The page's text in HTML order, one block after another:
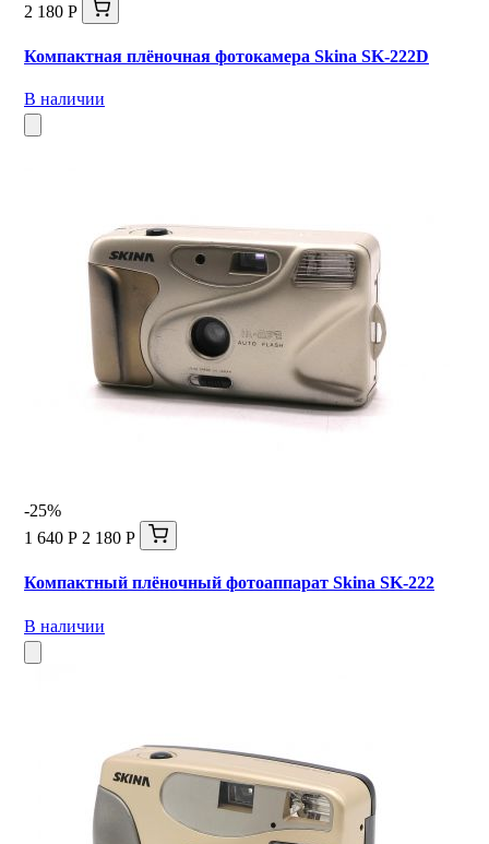
2 180 Р
Компактная плёночная фотокамера Skina SK-222D
В наличии
-25%
1 640 Р 2 180 Р
Компактный плёночный фотоаппарат Skina SK-222
В наличии